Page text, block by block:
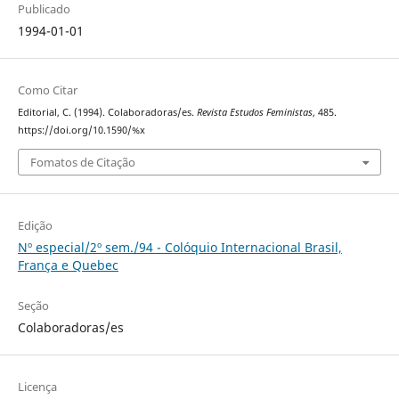
Publicado
1994-01-01
Como Citar
Editorial, C. (1994). Colaboradoras/es. Revista Estudos Feministas, 485.
https://doi.org/10.1590/%x
Fomatos de Citação
Edição
Nº especial/2º sem./94 - Colóquio Internacional Brasil,
França e Quebec
Seção
Colaboradoras/es
Licença